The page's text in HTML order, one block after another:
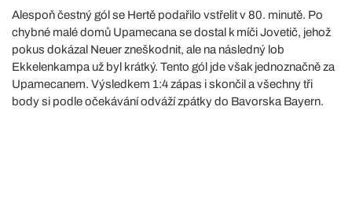
Alespoň čestný gól se Hertě podařilo vstřelit v 80. minutě. Po
chybné malé domů Upamecana se dostal k míči Jovetič, jehož
pokus dokázal Neuer zneškodnit, ale na následný lob
Ekkelenkampa už byl krátký. Tento gól jde však jednoznačně za
Upamecanem. Výsledkem 1:4 zápas i skončil a všechny tři
body si podle očekávání odváží zpátky do Bavorska Bayern.